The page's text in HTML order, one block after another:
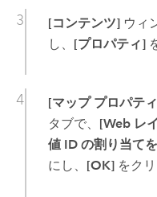
[コンテンツ]ウィ
し、 [プロパティ]
[マップ プロパテ
タブで、 [Web レ
値 ID の割り当て
にし、 [OK]をクリ